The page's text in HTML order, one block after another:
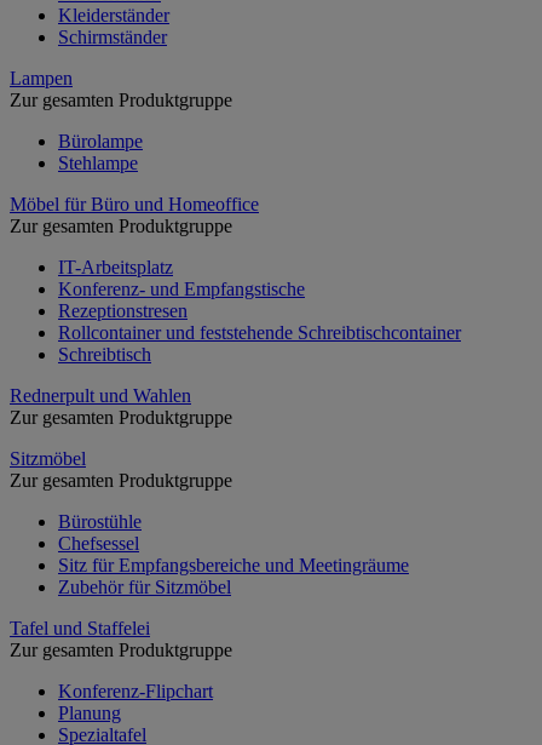
Kleiderständer
Schirmständer
Lampen
Zur gesamten Produktgruppe
Bürolampe
Stehlampe
Möbel für Büro und Homeoffice
Zur gesamten Produktgruppe
IT-Arbeitsplatz
Konferenz- und Empfangstische
Rezeptionstresen
Rollcontainer und feststehende Schreibtischcontainer
Schreibtisch
Rednerpult und Wahlen
Zur gesamten Produktgruppe
Sitzmöbel
Zur gesamten Produktgruppe
Bürostühle
Chefsessel
Sitz für Empfangsbereiche und Meetingräume
Zubehör für Sitzmöbel
Tafel und Staffelei
Zur gesamten Produktgruppe
Konferenz-Flipchart
Planung
Spezialtafel